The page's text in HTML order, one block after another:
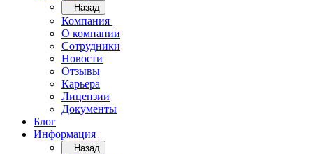
Назад
Компания
О компании
Сотрудники
Новости
Отзывы
Карьера
Лицензии
Документы
Блог
Информация
Назад